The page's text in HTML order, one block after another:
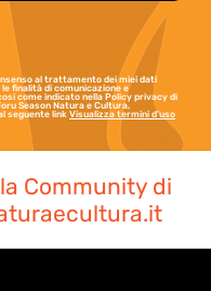
al trattamento dei miei dati
finalità di comunicazione e
come indicato nella Policy privacy di
Season Natura e Cultura,
seguente link Visualizza termini d'uso
Community di